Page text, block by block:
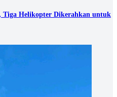
Tiga Helikopter Dikerahkan untuk